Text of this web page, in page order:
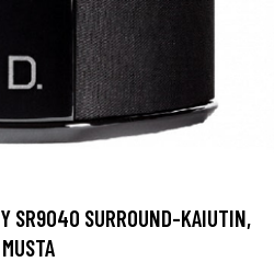
SR9040 SURROUND-KAIUTIN,
MUSTA